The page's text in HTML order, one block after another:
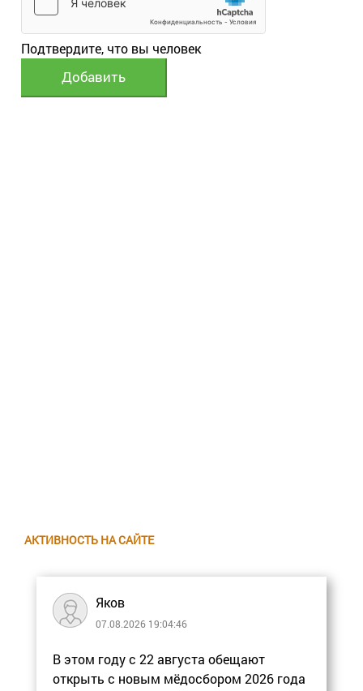
Подтвердите, что вы человек
АКТИВНОСТЬ НА САЙТЕ
Яков
07.08.2026 19:04:46
В этом году с 22 августа обещают
открыть с новым мёдосбором 2026 года